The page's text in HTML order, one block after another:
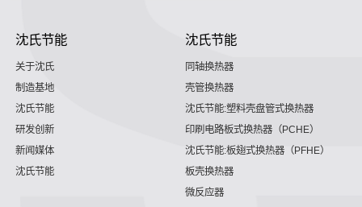
沈氏节能
关于沈氏
制造基地
沈氏节能
研发创新
新闻媒体
沈氏节能
沈氏节能
同轴换热器
壳管换热器
沈氏节能:塑料壳盘管式换热器
印刷电路板式换热器（PCHE）
沈氏节能:板翅式换热器（PFHE）
板壳换热器
微反应器